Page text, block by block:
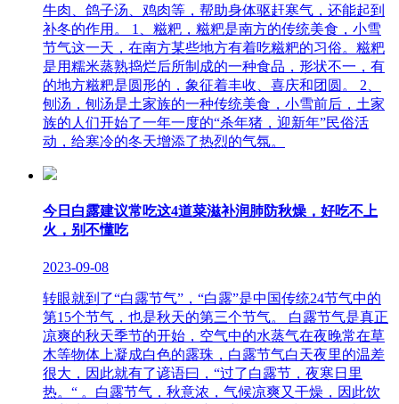
牛肉、鸽子汤、鸡肉等，帮助身体驱赶寒气，还能起到
补冬的作用。 1、糍粑，糍粑是南方的传统美食，小雪
节气这一天，在南方某些地方有着吃糍粑的习俗。糍粑
是用糯米蒸熟捣烂后所制成的一种食品，形状不一，有
的地方糍粑是圆形的，象征着丰收、喜庆和团圆。 2、
刨汤，刨汤是土家族的一种传统美食，小雪前后，土家
族的人们开始了一年一度的“杀年猪，迎新年”民俗活
动，给寒冷的冬天增添了热烈的气氛。
今日白露建议常吃这4道菜滋补润肺防秋燥，好吃不上
火，别不懂吃
2023-09-08
转眼就到了“白露节气”，“白露”是中国传统24节气中的
第15个节气，也是秋天的第三个节气。 白露节气是真正
凉爽的秋天季节的开始，空气中的水蒸气在夜晚常在草
木等物体上凝成白色的露珠，白露节气白天夜里的温差
很大，因此就有了谚语曰，“过了白露节，夜寒日里
热。“ 。白露节气，秋意浓，气候凉爽又干燥，因此饮